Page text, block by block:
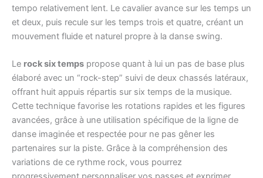
tempo relativement lent. Le cavalier avance sur les temps un
et deux, puis recule sur les temps trois et quatre, créant un
mouvement fluide et naturel propre à la danse swing.
Le rock six temps propose quant à lui un pas de base plus
élaboré avec un “rock-step” suivi de deux chassés latéraux,
offrant huit appuis répartis sur six temps de la musique.
Cette technique favorise les rotations rapides et les figures
avancées, grâce à une utilisation spécifique de la ligne de
danse imaginée et respectée pour ne pas gêner les
partenaires sur la piste. Grâce à la compréhension des
variations de ce rythme rock, vous pourrez